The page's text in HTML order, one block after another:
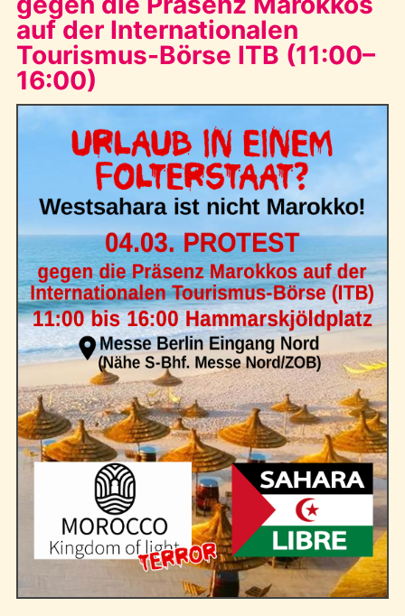
auf der Internationalen
Tourismus-Börse ITB (11:00–
16:00)